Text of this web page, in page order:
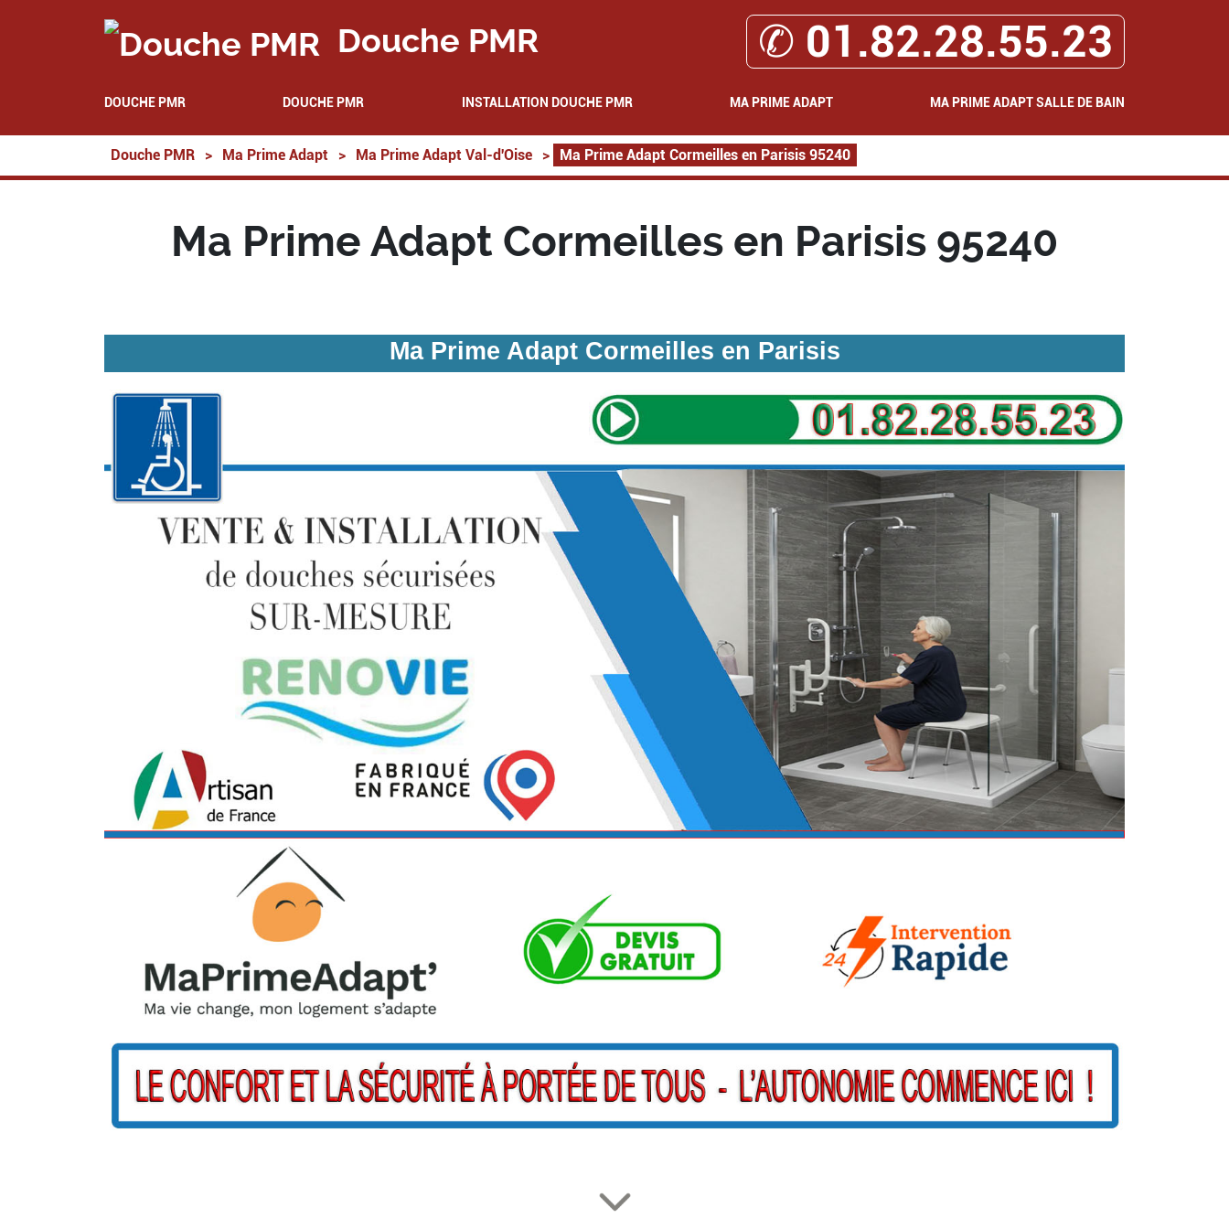
Douche PMR ✆ 01.82.28.55.23
DOUCHE PMR DOUCHE PMR INSTALLATION DOUCHE PMR MA PRIME ADAPT MA PRIME ADAPT SALLE DE BAIN
Douche PMR > Ma Prime Adapt > Ma Prime Adapt Val-d'Oise > Ma Prime Adapt Cormeilles en Parisis 95240
Ma Prime Adapt Cormeilles en Parisis 95240
Ma Prime Adapt Cormeilles en Parisis